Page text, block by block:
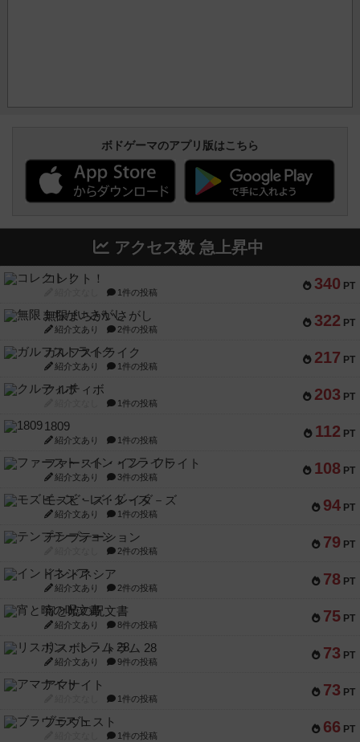
ボドゲーマのアプリ版はこちら
アクセス数 急上昇中
340 PT
コレクト！
1件の投稿
322 PT
無限まちがいさがし
紹介文あり 2件の投稿
217 PT
ガルフストライク
紹介文あり 1件の投稿
203 PT
クルティボ
1件の投稿
112 PT
1809
紹介文あり 1件の投稿
108 PT
ファースト・イン・フライト
紹介文あり 3件の投稿
94 PT
モズビ－ズ・レイダ－ズ
紹介文あり 1件の投稿
79 PT
テンプテーション
2件の投稿
78 PT
インドネシア
紹介文あり 2件の投稿
75 PT
宵と暁の呪文書
紹介文あり 8件の投稿
73 PT
リスボン・トラム 28
紹介文あり 9件の投稿
73 PT
アマナイト
1件の投稿
66 PT
ブラヴェスト
1件の投稿